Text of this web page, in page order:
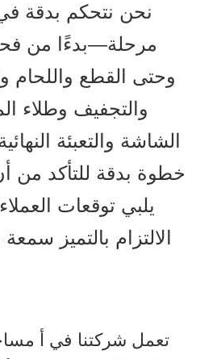
نحن نتحكم بدقة
مرحلة—بدءًا من
وحتى القطع واللحام
والتجفيف وطلاء
الشاشة والتعبئة
خطوة بدقة للتأكد
يلبي توقعات
الالتزام بالتميز
تعمل شركتنا في أ